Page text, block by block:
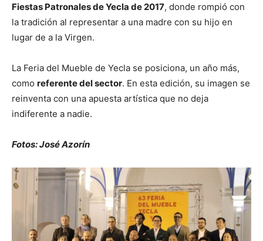
Fiestas Patronales de Yecla de 2017, donde rompió con
la tradición al representar a una madre con su hijo en
lugar de a la Virgen.
La Feria del Mueble de Yecla se posiciona, un año más,
como referente del sector. En esta edición, su imagen se
reinventa con una apuesta artística que no deja
indiferente a nadie.
Fotos: José Azorín